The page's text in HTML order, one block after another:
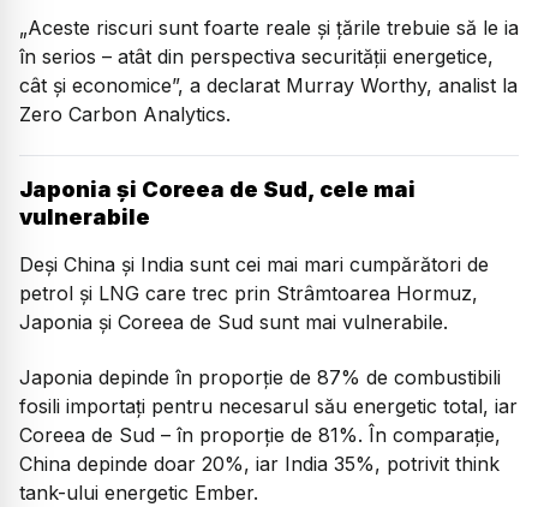
„Aceste riscuri sunt foarte reale și țările trebuie să le ia
în serios – atât din perspectiva securității energetice,
cât și economice”, a declarat Murray Worthy, analist la
Zero Carbon Analytics.
Japonia și Coreea de Sud, cele mai
vulnerabile
Deși China și India sunt cei mai mari cumpărători de
petrol și LNG care trec prin Strâmtoarea Hormuz,
Japonia și Coreea de Sud sunt mai vulnerabile.
Japonia depinde în proporție de 87% de combustibili
fosili importați pentru necesarul său energetic total, iar
Coreea de Sud – în proporție de 81%. În comparație,
China depinde doar 20%, iar India 35%, potrivit think
tank-ului energetic Ember.